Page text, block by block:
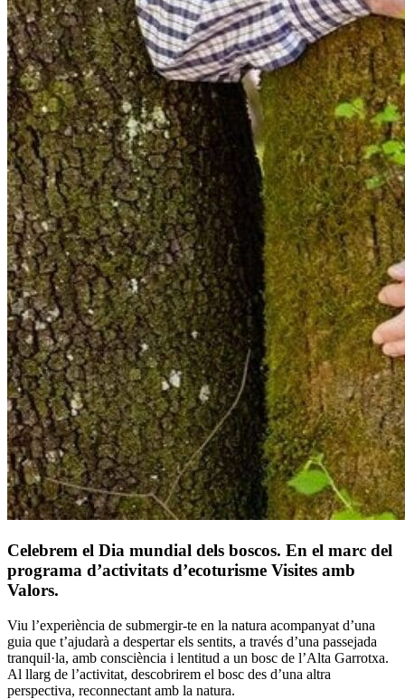
Celebrem el Dia mundial dels boscos. En el marc del
programa d’activitats d’ecoturisme Visites amb
Valors.
Viu l’experiència de submergir-te en la natura acompanyat d’una
guia que t’ajudarà a despertar els sentits, a través d’una passejada
tranquil·la, amb consciència i lentitud a un bosc de l’Alta Garrotxa.
Al llarg de l’activitat, descobrirem el bosc des d’una altra
perspectiva, reconnectant amb la natura.